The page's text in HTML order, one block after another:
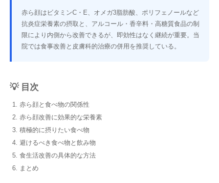
赤ら顔はビタミンC・E、オメガ3脂肪酸、ポリフェノールなど
抗炎症栄養素の摂取と、アルコール・香辛料・高糖質食品の制
限により内側から改善できるが、即効性はなく継続が重要。当
院では食事改善と皮膚科的治療の併用を推奨している。
💡 目次
赤ら顔と食べ物の関係性
赤ら顔改善に効果的な栄養素
積極的に摂りたい食べ物
避けるべき食べ物と飲み物
食生活改善の具体的な方法
まとめ